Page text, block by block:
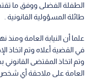
الطفلة الفضلى ووفق ما
طائلة المسؤولية القانونية .
علما أن النيابة العامة ومنذ
في القضية أعلاه وتم اتخاذ
وتم اتخاذ المقتضى
العامة على ملاحقة أي شخص